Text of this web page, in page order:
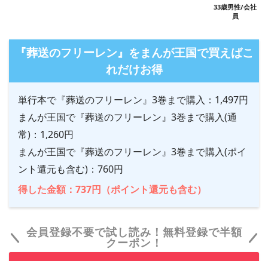
33歳男性/会社
員
『葬送のフリーレン』をまんが王国で買えばこ
れだけお得
単行本で『葬送のフリーレン』3巻まで購入：1,497円
まんが王国で『葬送のフリーレン』3巻まで購入(通
常)：1,260円
まんが王国で『葬送のフリーレン』3巻まで購入(ポイ
ント還元も含む)：760円
得した金額：737円（ポイント還元も含む）
会員登録不要で試し読み！無料登録で半額
クーポン！